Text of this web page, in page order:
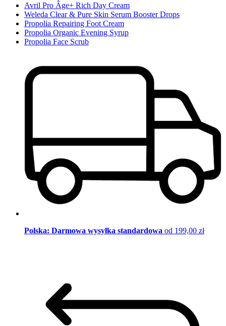
Avril Pro Âge+ Rich Day Cream
Weleda Clear & Pure Skin Serum Booster Drops
Propolia Repairing Foot Cream
Propolia Organic Evening Syrup
Propolia Face Scrub
Polska: Darmowa wysyłka standardowa od 199,00 zł